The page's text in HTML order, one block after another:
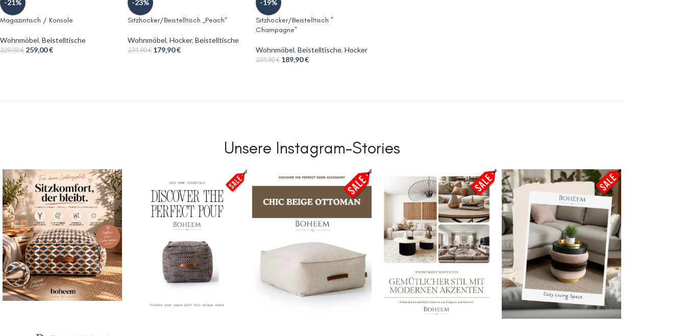
-21%
Magazintisch / Konsole
Wohnmöbel, Beistelltische
329,00€ 259,00€
-23%
Sitzhocker/Beistelltisch „Peach“
Wohnmöbel, Hocker, Beistelltische
234,90€ 179,90€
-19%
Sitzhocker/Beistelltisch ”
Champagne”
Wohnmöbel, Beistelltische, Hocker
234,90€ 189,90€
Unsere Instagram-Stories